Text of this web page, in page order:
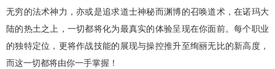
无穷的法术神力，亦或是追求道士神秘而渊博的召唤道术，在诺玛大
陆的热土之上，一切都将化为最真实的体验呈现在你面前。每个职业
的独特定位，更将作战技能的展现与操控推升至绚丽无比的新高度，
而这一切都将由你一手掌握！